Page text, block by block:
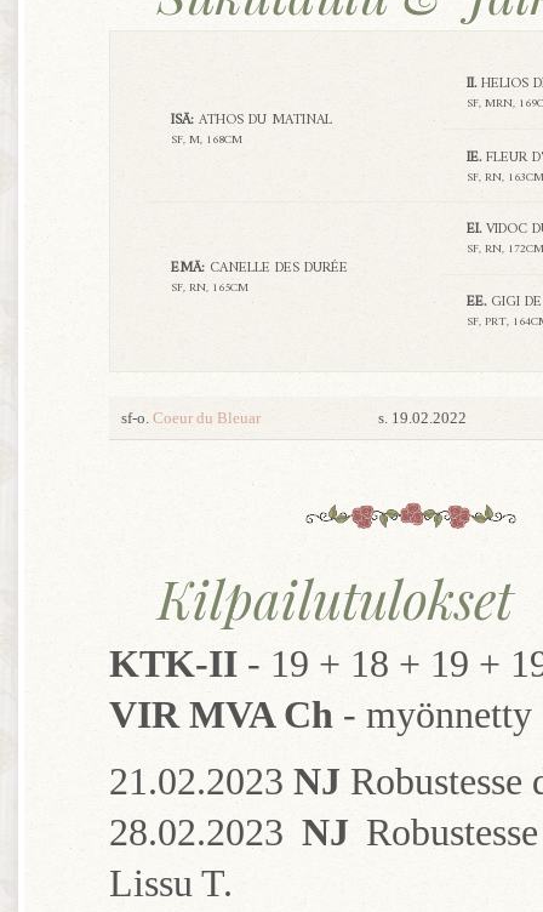
ISÄ:ATHOS DU MATINAL
SF, M, 168CM
II.HELIOS
SF, MRN,
IE.FLEUR
SF, RN, 163CM
EMÄ: CANELLE DES DURÉE
SF, RN, 165CM
EI.VIDOC
SF, RN, 172CM
EE.GIGI
SF, PRT,
sf-o. Coeur du Bleuar s. 19.02.2022
Kilpailutulokset
KTK-II - 19 + 18 + 19 +
VIR MVA Ch - myönnetty
21.02.2023 NJRobustesse
28.02.2023 NJ
Lissu T.